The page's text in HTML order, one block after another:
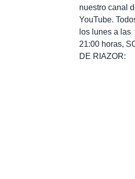
nuestro canal
YouTube.
los lunes a las
21:00 horas,
DE RIAZOR: